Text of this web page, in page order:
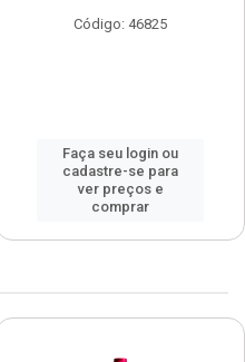
Código: 46825
Faça seu login ou
cadastre-se para
ver preços e
comprar